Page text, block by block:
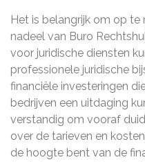
Het is belangrijk om op
nadeel van Buro
voor juridische diensten
professionele juridische
financiële investeringen
bedrijven een uitdaging
verstandig om vooraf
over de tarieven en
de hoogte bent van de